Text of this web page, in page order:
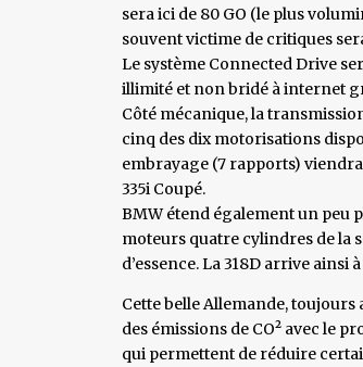
sera ici de 80 GO (le plus
souvent victime de critiques
Le système Connected Drive
illimité et non bridé à internet
Côté mécanique, la
cinq des dix motorisations
embrayage (7 rapports)
335i Coupé.
BMW étend également un peu
moteurs quatre cylindres de la
d’essence. La 318D arrive
Cette belle Allemande,
des émissions de CO² avec le
qui permettent de réduire